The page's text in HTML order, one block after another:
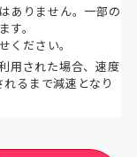
ありません。一部の
。
ください。
用された場合、速度
るまで減速となり